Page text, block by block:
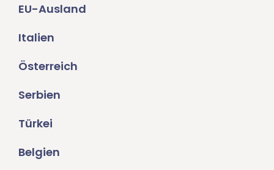
EU-Ausland
Italien
Österreich
Serbien
Türkei
Belgien